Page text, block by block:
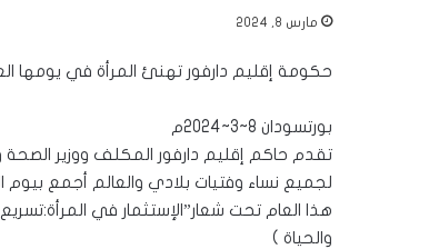
مارس 8, 2024
حكومة إقليم دارفور تهنئ المرأة في يومها
بورتسودان 8~3~2024م
تقدم حاكم إقليم دارفور المكلف ووزير الصحة
لجميع نساء وفتيات بلادي والعالم أجمع
هذا العام تحت شعار”الإستثمار في
والحياة )